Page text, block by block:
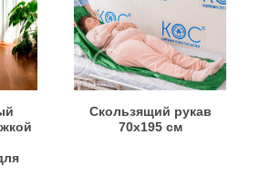
Скользящий рукав
70х195 см